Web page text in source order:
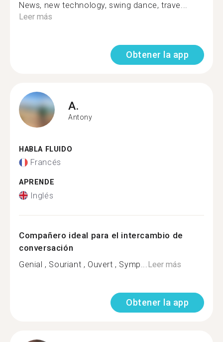
News, new technology, swing dance, trave...
Leer más
Obtener la app
A.
Antony
HABLA FLUIDO
Francés
APRENDE
Inglés
Compañero ideal para el intercambio de
conversación
Genial , Souriant , Ouvert , Symp... Leer más
Obtener la app